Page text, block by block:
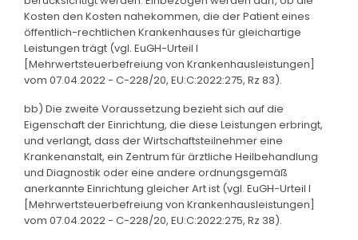
Kosten den Kosten nahekommen, die der Patient eines
öffentlich-rechtlichen Krankenhauses für gleichartige
Leistungen trägt (vgl. EuGH-Urteil I
[Mehrwertsteuerbefreiung von Krankenhausleistungen]
vom 07.04.2022 - C-228/20, EU:C:2022:275, Rz 83).
bb) Die zweite Voraussetzung bezieht sich auf die
Eigenschaft der Einrichtung, die diese Leistungen erbringt,
und verlangt, dass der Wirtschaftsteilnehmer eine
Krankenanstalt, ein Zentrum für ärztliche Heilbehandlung
und Diagnostik oder eine andere ordnungsgemäß
anerkannte Einrichtung gleicher Art ist (vgl. EuGH-Urteil I
[Mehrwertsteuerbefreiung von Krankenhausleistungen]
vom 07.04.2022 - C-228/20, EU:C:2022:275, Rz 38).